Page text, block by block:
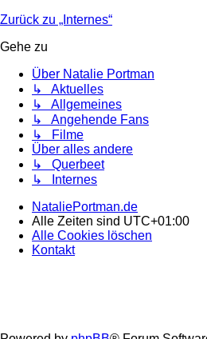
Zurück zu „Internes“
Gehe zu
Über Natalie Portman
↳ Aktuelles
↳ Allgemeines
↳ Angehende Fans
↳ Filme
Über alles andere
↳ Querbeet
↳ Internes
NataliePortman.de
Alle Zeiten sind UTC+01:00
Alle Cookies löschen
Kontakt